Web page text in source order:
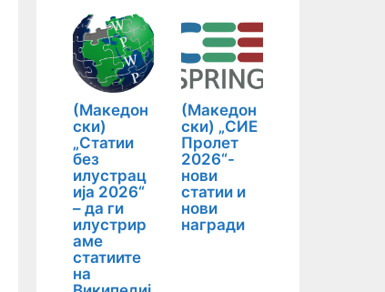
(Македон
ски)
„Статии
без
илустрац
ија 2026“
– да ги
илустрир
аме
статиите
на
(Македон
ски) „СИЕ
Пролет
2026“-
нови
статии и
нови
награди